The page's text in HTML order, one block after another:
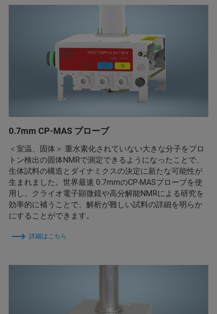
0.7mm CP-MAS プローブ
＜室温、固体＞ 重水素化されていない大きな分子をプロ
トン検出の固体NMRで測定できるようになったことで、
生体試料の構造とダイナミクスの決定に新たな可能性が
生まれました。世界最速 0.7mmのCP-MASプローブを使
用し、クライオ電子顕微鏡や高分解能NMRによる研究を
効率的に補うことで、解析が難しい試料の詳細を明らか
にすることができます。
詳細はこちら